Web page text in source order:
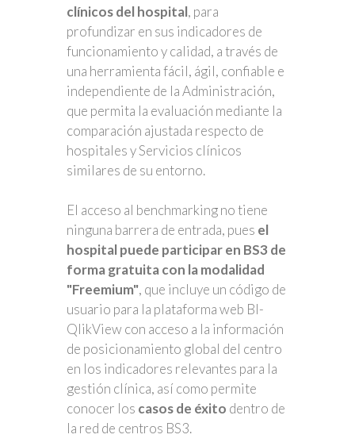
clínicos del hospital, para
profundizar en sus indicadores de
funcionamiento y calidad, a través de
una herramienta fácil, ágil, confiable e
independiente de la Administración,
que permita la evaluación mediante la
comparación ajustada respecto de
hospitales y Servicios clínicos
similares de su entorno.
El acceso al benchmarking no tiene
ninguna barrera de entrada, pues el
hospital puede participar en BS3 de
forma gratuita con la modalidad
"Freemium", que incluye un código de
usuario para la plataforma web BI-
QlikView con acceso a la información
de posicionamiento global del centro
en los indicadores relevantes para la
gestión clínica, así como permite
conocer los casos de éxito dentro de
la red de centros BS3.